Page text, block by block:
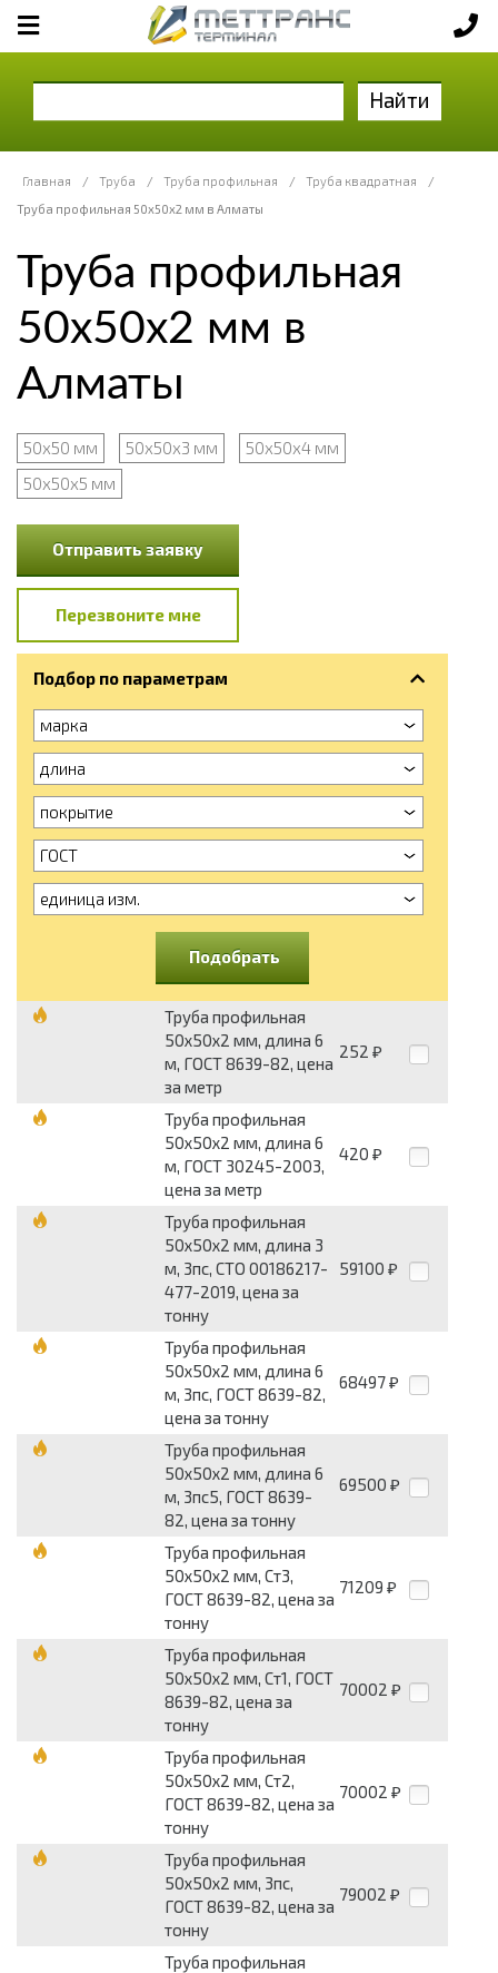
Найти
Главная / Труба / Труба профильная / Труба квадратная
/
Труба профильная 50х50х2 мм в Алматы
Труба профильная
50х50х2 мм в
Алматы
50х50 мм 50х50х3 мм
50х50х4 мм
50х50х5 мм
Отправить заявку
Перезвоните мне
Подбор по параметрам
марка
длина
покрытие
ГОСТ
единица изм.
Подобрать
Труба профильная
50х50х2 мм, длина 6
м, ГОСТ 8639-82, цена
за метр
252 ₽
Труба профильная
50х50х2 мм, длина 6
м, ГОСТ 30245-2003,
цена за метр
420 ₽
Труба профильная
50х50х2 мм, длина 3
м, 3пс, СТО 00186217-
477-2019, цена за
тонну
59100 ₽
Труба профильная
50х50х2 мм, длина 6
м, 3пс, ГОСТ 8639-82,
цена за тонну
68497 ₽
Труба профильная
50х50х2 мм, длина 6
м, 3пс5, ГОСТ 8639-
82, цена за тонну
69500 ₽
Труба профильная
50х50х2 мм, Ст3,
ГОСТ 8639-82, цена за
тонну
71209 ₽
Труба профильная
50х50х2 мм, Ст1, ГОСТ
8639-82, цена за
тонну
70002 ₽
Труба профильная
50х50х2 мм, Ст2,
ГОСТ 8639-82, цена за
тонну
70002 ₽
Труба профильная
50х50х2 мм, 3пс,
ГОСТ 8639-82, цена за
тонну
79002 ₽
Труба профильная